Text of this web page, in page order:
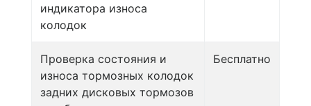
индикатора износа
колодок
Проверка состояния и
износа тормозных колодок
задних дисковых тормозов
Бесплатно